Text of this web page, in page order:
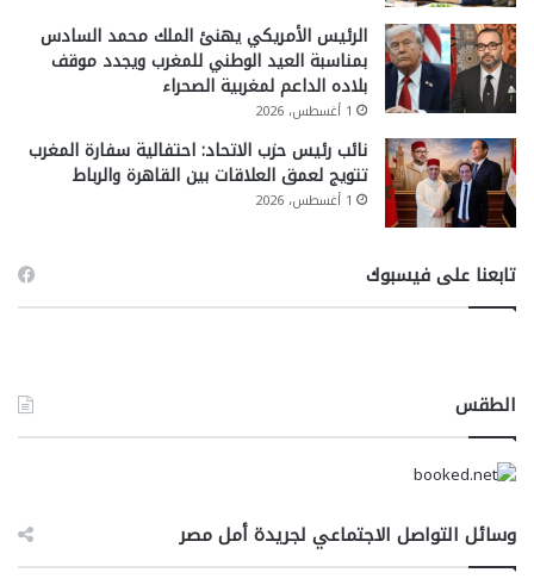
الرئيس الأمريكي يهنئ الملك محمد السادس
بمناسبة العيد الوطني للمغرب ويجدد موقف
بلاده الداعم لمغربية الصحراء
1 أغسطس، 2026
نائب رئيس حزب الاتحاد: احتفالية سفارة المغرب
تتويج لعمق العلاقات بين القاهرة والرباط
1 أغسطس، 2026
تابعنا على فيسبوك
الطقس
وسائل التواصل الاجتماعي لجريدة أمل مصر